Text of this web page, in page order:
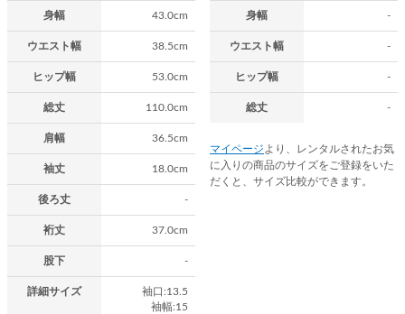
身幅 43.0cm
ウエスト幅 38.5cm
ヒップ幅 53.0cm
総丈 110.0cm
肩幅 36.5cm
袖丈 18.0cm
後ろ丈 -
裄丈 37.0cm
股下 -
詳細サイズ
袖口:13.5
袖幅:15
身幅 -
ウエスト幅 -
ヒップ幅 -
総丈 -
マイページ より、レンタルされたお気
に入りの商品のサイズをご登録をいた
だくと、サイズ比較ができます。